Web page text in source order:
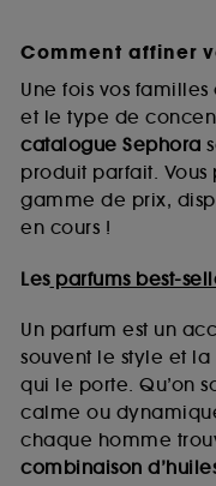
Comment affiner
Une fois vos
et le type de
catalogue Sephora
produit parfait. Vous
gamme de prix,
en cours !
Lesparfums best-
Un parfum est un
souvent le style et
qui le porte. Qu’on
calme ou
chaque homme
combinaison